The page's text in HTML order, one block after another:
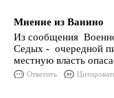
Мнение из Ванино
Из сообщения
Седых - очередной
местную власть
Ответить